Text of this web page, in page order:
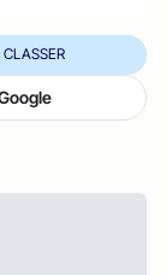
CLASSER